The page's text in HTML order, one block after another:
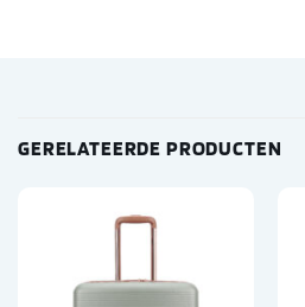
GERELATEERDE PRODUCTEN